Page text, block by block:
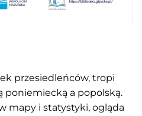
przesiedleńców, tropi
poniemiecką a popolską.
mapy i statystyki, ogląda